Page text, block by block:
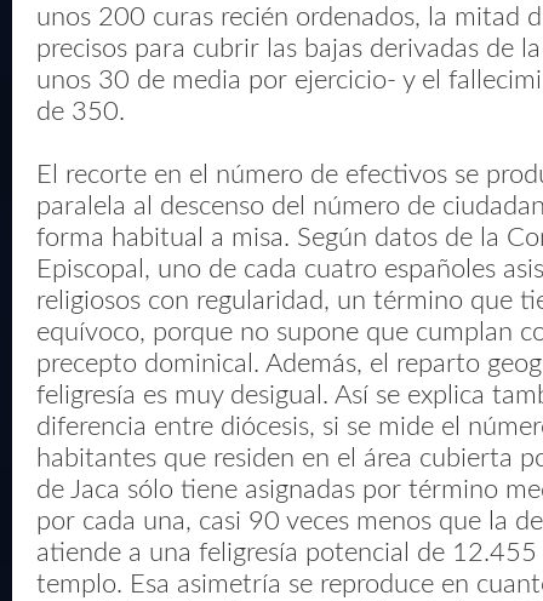
unos 200 curas recién ordenados, la mitad
precisos para cubrir las bajas derivadas de
unos 30 de media por ejercicio- y el
de 350.
El recorte en el número de efectivos se
paralela al descenso del número de
forma habitual a misa. Según datos de la
Episcopal, uno de cada cuatro españoles
religiosos con regularidad, un término que
equívoco, porque no supone que cumplan
precepto dominical. Además, el reparto
feligresía es muy desigual. Así se explica
diferencia entre diócesis, si se mide el
habitantes que residen en el área cubierta
de Jaca sólo tiene asignadas por término
por cada una, casi 90 veces menos que la
atiende a una feligresía potencial de 12.455
templo. Esa asimetría se reproduce en